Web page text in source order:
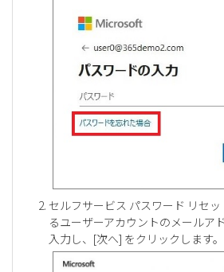
セルフサービス パスワード リセ
るユーザーアカウントのメールア
入力し、[次へ] をクリックします。